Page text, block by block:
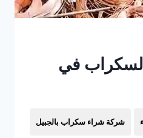
في
شركة شراء سكراب بالجبيل